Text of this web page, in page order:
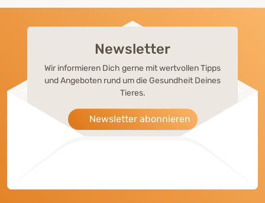
Newsletter
Wir informieren Dich gerne mit wertvollen Tipps
und Angeboten rund um die Gesundheit Deines
Tieres.
Newsletter abonnieren